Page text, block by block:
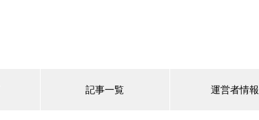
記事一覧 運営者情報